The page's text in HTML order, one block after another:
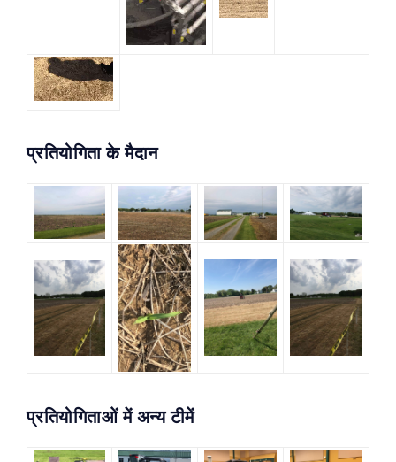
प्रतियोगिता के मैदान
प्रतियोगिताओं में अन्य टीमें